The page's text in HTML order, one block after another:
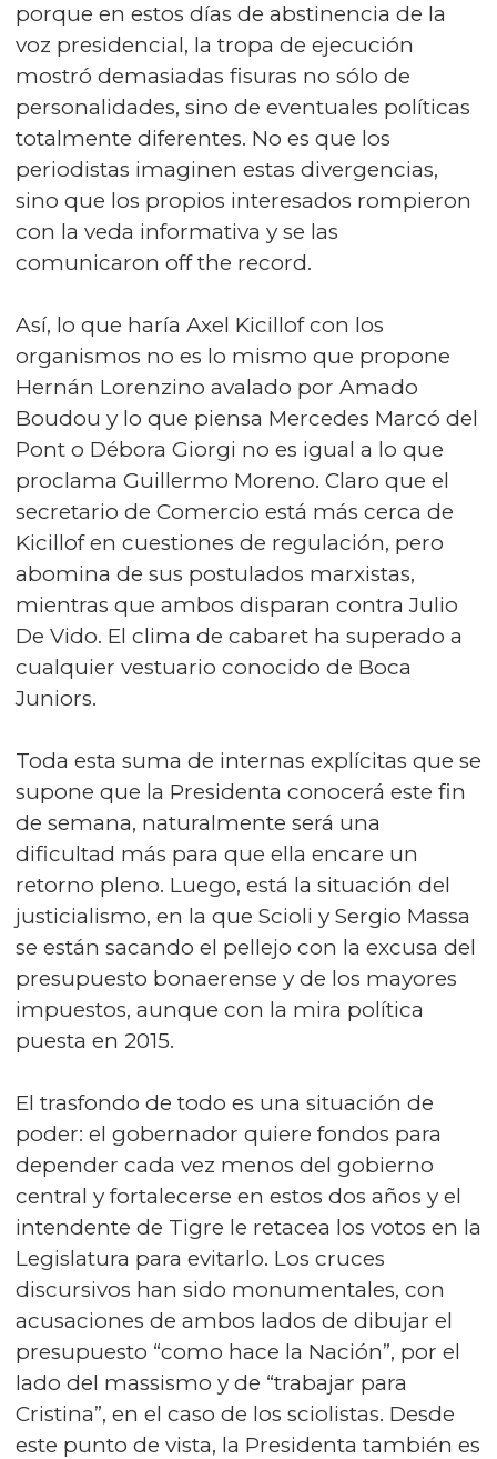
porque en estos días de abstinencia de la
voz presidencial, la tropa de ejecución
mostró demasiadas fisuras no sólo de
personalidades, sino de eventuales políticas
totalmente diferentes. No es que los
periodistas imaginen estas divergencias,
sino que los propios interesados rompieron
con la veda informativa y se las
comunicaron off the record.
Así, lo que haría Axel Kicillof con los
organismos no es lo mismo que propone
Hernán Lorenzino avalado por Amado
Boudou y lo que piensa Mercedes Marcó del
Pont o Débora Giorgi no es igual a lo que
proclama Guillermo Moreno. Claro que el
secretario de Comercio está más cerca de
Kicillof en cuestiones de regulación, pero
abomina de sus postulados marxistas,
mientras que ambos disparan contra Julio
De Vido. El clima de cabaret ha superado a
cualquier vestuario conocido de Boca
Juniors.
Toda esta suma de internas explícitas que se
supone que la Presidenta conocerá este fin
de semana, naturalmente será una
dificultad más para que ella encare un
retorno pleno. Luego, está la situación del
justicialismo, en la que Scioli y Sergio Massa
se están sacando el pellejo con la excusa del
presupuesto bonaerense y de los mayores
impuestos, aunque con la mira política
puesta en 2015.
El trasfondo de todo es una situación de
poder: el gobernador quiere fondos para
depender cada vez menos del gobierno
central y fortalecerse en estos dos años y el
intendente de Tigre le retacea los votos en la
Legislatura para evitarlo. Los cruces
discursivos han sido monumentales, con
acusaciones de ambos lados de dibujar el
presupuesto “como hace la Nación”, por el
lado del massismo y de “trabajar para
Cristina”, en el caso de los sciolistas. Desde
este punto de vista, la Presidenta también es